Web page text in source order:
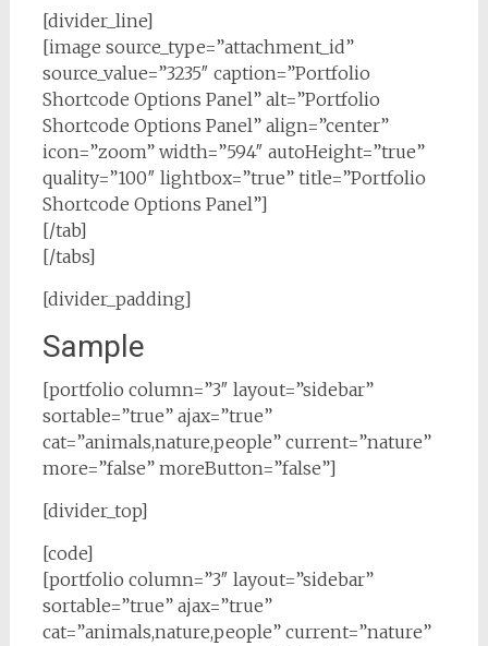
[divider_line]
[image source_type=”attachment_id”
source_value=”3235″ caption=”Portfolio
Shortcode Options Panel” alt=”Portfolio
Shortcode Options Panel” align=”center”
icon=”zoom” width=”594″ autoHeight=”true”
quality=”100″ lightbox=”true” title=”Portfolio
Shortcode Options Panel”]
[/tab]
[/tabs]
[divider_padding]
Sample
[portfolio column=”3″ layout=”sidebar”
sortable=”true” ajax=”true”
cat=”animals,nature,people” current=”nature”
more=”false” moreButton=”false”]
[divider_top]
[code]
[portfolio column=”3″ layout=”sidebar”
sortable=”true” ajax=”true”
cat=”animals,nature,people” current=”nature”